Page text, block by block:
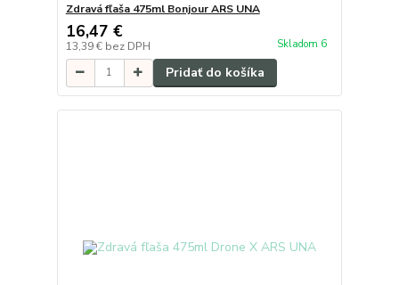
Zdravá fľaša 475ml Bonjour ARS UNA
16,47 €
13,39 € bez DPH Skladom 6
Pridať do košíka